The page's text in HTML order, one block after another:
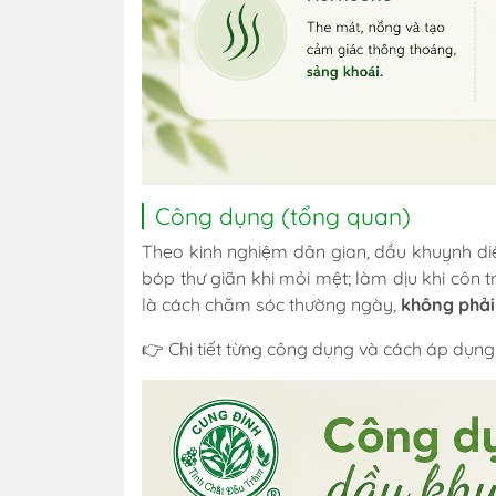
Công dụng (tổng quan)
Theo kinh nghiệm dân gian, dầu khuynh
bóp thư giãn khi mỏi mệt; làm dịu khi côn
là cách chăm sóc thường ngày, không
👉 Chi tiết từng công dụng và cách áp